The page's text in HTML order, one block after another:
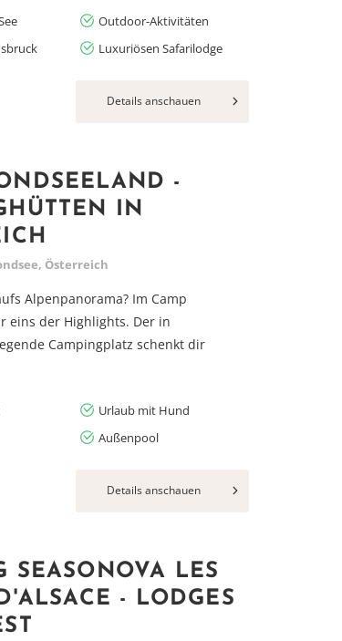
Outdoor-Aktivitäten
Luxuriösen Safarilodge
Details anschauen
-
IN
Österreich
Alpenpanorama? Im Camp
eins der Highlights. Der in
Campingplatz schenkt dir
Urlaub mit Hund
Außenpool
Details anschauen
SEASONOVA LES
- LODGES